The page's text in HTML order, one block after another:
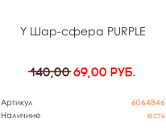
Y Шар-сфера PURPLE
140,0069,00 руб.
Артикул
6064846
Наличиие
есть